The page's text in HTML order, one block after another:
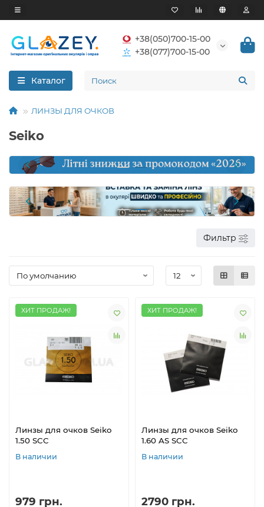
+38(050)700-15-00
+38(077)700-15-00
Каталог
ЛИНЗЫ ДЛЯ ОЧКОВ
Seiko
Фильтр
ХИТ ПРОДАЖ!
Линзы для очков Seiko
1.50 SCC
В наличии
979 грн.
ХИТ ПРОДАЖ!
Линзы для очков Seiko
1.60 AS SCC
В наличии
2790 грн.